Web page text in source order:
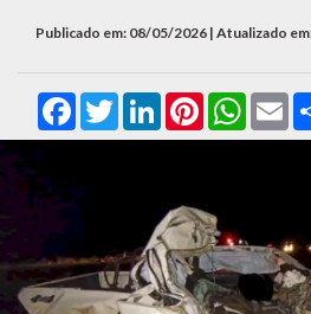
Publicado em: 08/05/2026 | Atualizado
FacebookTwitterLinkedInPinterest